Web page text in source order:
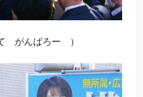
がんばろー ）